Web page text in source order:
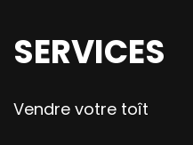
SERVICES
Vendre votre toît